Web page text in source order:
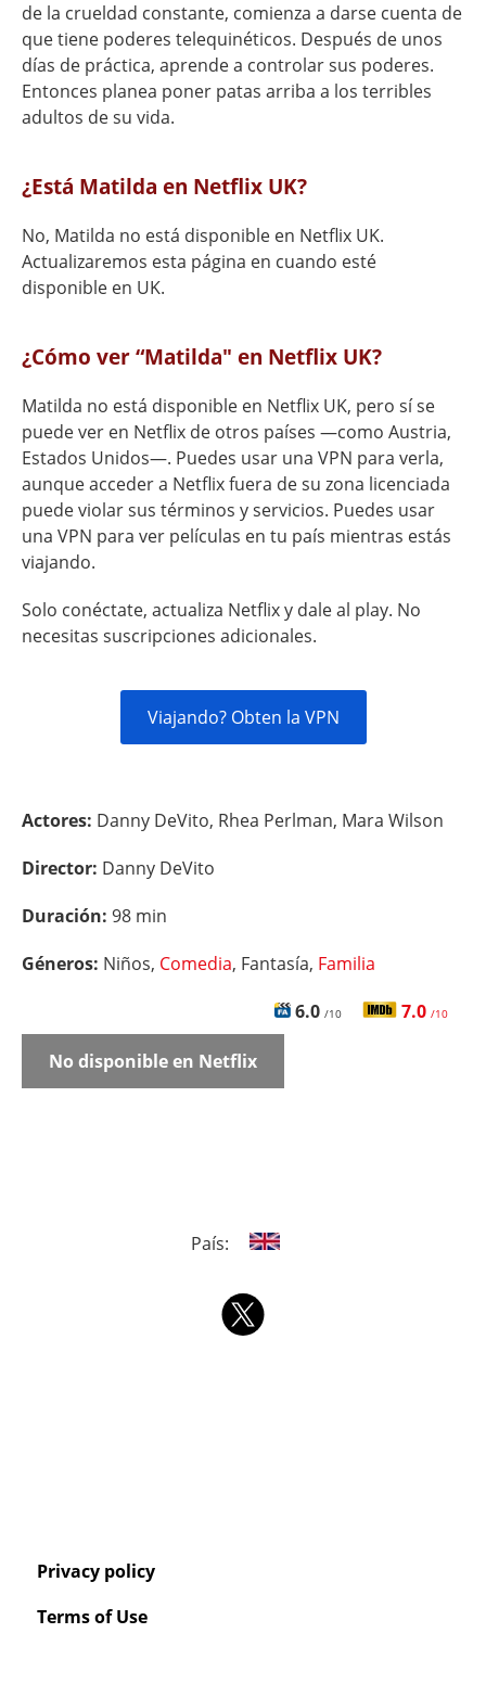
de la crueldad constante, comienza a darse cuenta de
que tiene poderes telequinéticos. Después de unos
días de práctica, aprende a controlar sus poderes.
Entonces planea poner patas arriba a los terribles
adultos de su vida.
¿Está Matilda en Netflix UK?
No, Matilda no está disponible en Netflix UK.
Actualizaremos esta página en cuando esté
disponible en UK.
¿Cómo ver “Matilda" en Netflix UK?
Matilda no está disponible en Netflix UK, pero sí se
puede ver en Netflix de otros países —como Austria,
Estados Unidos—. Puedes usar una VPN para verla,
aunque acceder a Netflix fuera de su zona licenciada
puede violar sus términos y servicios. Puedes usar
una VPN para ver películas en tu país mientras estás
viajando.
Solo conéctate, actualiza Netflix y dale al play. No
necesitas suscripciones adicionales.
Viajando? Obten la VPN
Actores: Danny DeVito, Rhea Perlman, Mara Wilson
Director: Danny DeVito
Duración: 98 min
Géneros: Niños, Comedia, Fantasía, Familia
6.0 /10 7.0 /10
No disponible en Netflix
País:
Privacy policy
Terms of Use